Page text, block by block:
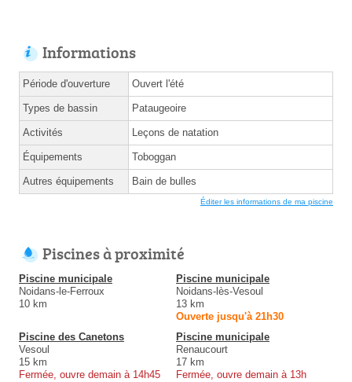
Informations
Période d'ouverture Ouvert l'été
Types de bassin Pataugeoire
Activités Leçons de natation
Équipements Toboggan
Autres équipements Bain de bulles
Éditer les informations de ma piscine
Piscines à proximité
Piscine municipale
Noidans-le-Ferroux
10 km
Piscine municipale
Noidans-lès-Vesoul
13 km
Ouverte jusqu'à 21h30
Piscine des Canetons
Vesoul
15 km
Fermée, ouvre demain à 14h45
Piscine municipale
Renaucourt
17 km
Fermée, ouvre demain à 13h